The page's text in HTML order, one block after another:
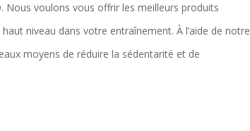
Nous voulons vous offrir les meilleurs produits
niveau dans votre entraînement. À l’aide de notre
moyens de réduire la sédentarité et de